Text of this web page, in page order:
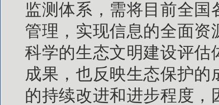
监测体系，需将目前全
管理，实现信息的全面
科学的生态文明建设评估
成果，也反映生态保护
的持续改进和进步程度